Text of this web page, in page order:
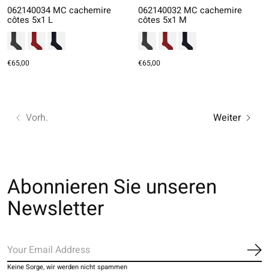
062140034 MC cachemire
côtes 5x1 L
€65,00
062140032 MC cachemire
côtes 5x1 M
€65,00
Vorh. Weiter
Abonnieren Sie unseren
Newsletter
Keine Sorge, wir werden nicht spammen